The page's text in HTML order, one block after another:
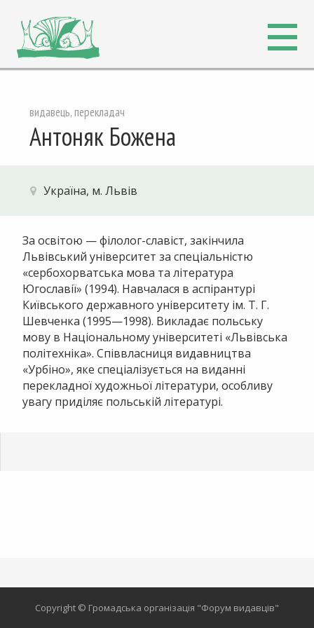
видавець, перекладач
Антоняк Божена
Україна, м. Львів
За освітою — філолог-славіст, закінчила
Львівський університет за спеціальністю
«сербохорватська мова та література
Югославії» (1994). Навчалася в аспірантурі
Київського державного університету ім. Т. Г.
Шевченка (1995—1998). Викладає польську
мову в Національному університеті «Львівська
політехніка». Співвласниця видавництва
«Урбіно», яке спеціалізується на виданні
перекладної художньої літератури, особливу
увагу приділяє польській літературі.
Copyright © Громадська організація "Форум видавців"